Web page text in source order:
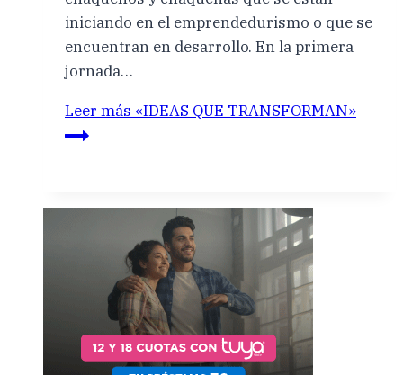
iniciando en el emprendedurismo o que se
encuentran en desarrollo. En la primera
jornada…
Leer más «IDEAS QUE TRANSFORMAN»